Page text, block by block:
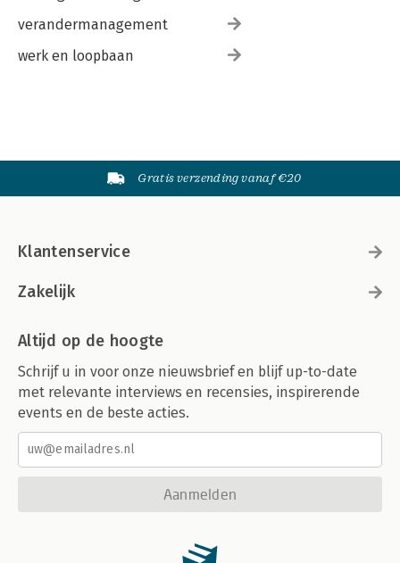
verandermanagement
werk en loopbaan
Gratis verzending vanaf €20
Klantenservice
Zakelijk
Altijd op de hoogte
Schrijf u in voor onze nieuwsbrief en blijf up-to-date
met relevante interviews en recensies, inspirerende
events en de beste acties.
Aanmelden